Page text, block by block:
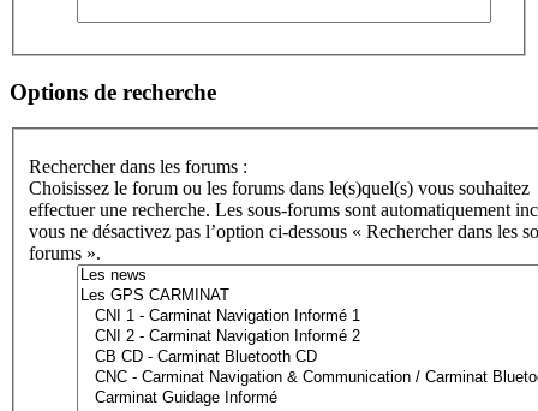
Options de recherche
Rechercher dans les forums :
Choisissez le forum ou les forums dans le(s)quel(s) vous souhaitez
effectuer une recherche. Les sous-forums sont automatiquement
vous ne désactivez pas l’option ci-dessous « Rechercher dans les
forums ».